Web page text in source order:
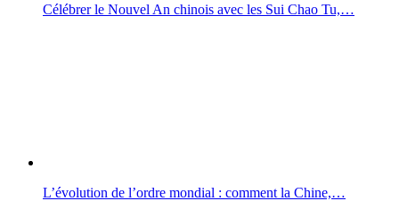
Célébrer le Nouvel An chinois avec les Sui Chao Tu,…
L’évolution de l’ordre mondial : comment la Chine,…